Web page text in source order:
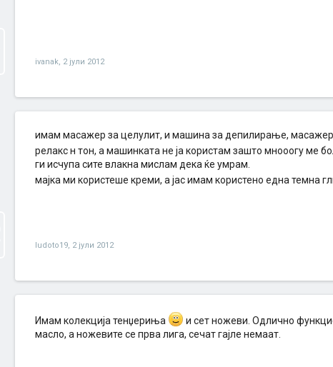
ivanak, 2 јули 2012
имам масажер за целулит, и машина за депилирање,
релакс н тон, а машинката не ја користам зашто мнооогу ме
ги исчупа сите влакна мислам дека ќе умрам.
мајка ми користеше креми, а јас имам користено една темна
ludoto19, 2 јули 2012
Имам колекција тенџериња
и сет ножеви. Одлично
масло, а ножевите се прва лига, сечат гајле немаат.